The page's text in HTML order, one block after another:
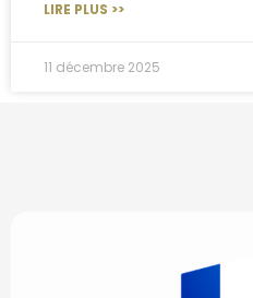
LIRE PLUS >>
11 décembre 2025